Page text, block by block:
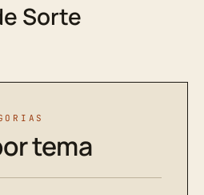
Sorte
tema